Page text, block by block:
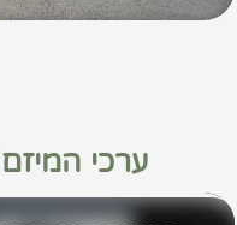
ערכי המיזם